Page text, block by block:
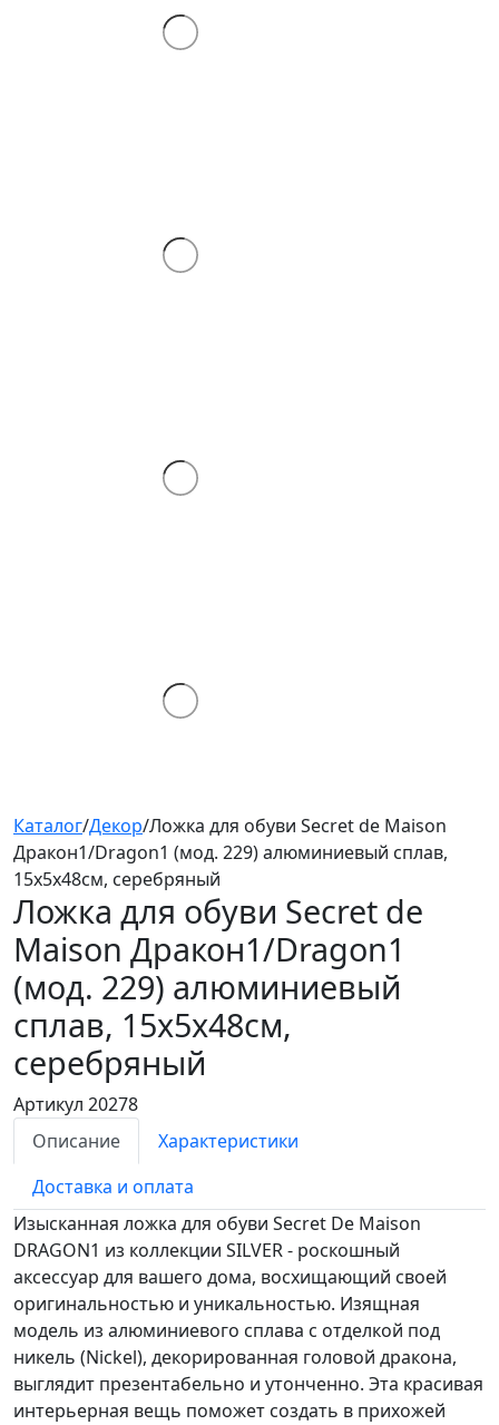
Каталог/Декор/Ложка для обуви Secret de Maison
Дракон1/Dragon1 (мод. 229) алюминиевый сплав,
15х5х48см, серебряный
Ложка для обуви Secret de
Maison Дракон1/Dragon1
(мод. 229) алюминиевый
сплав, 15х5х48см,
серебряный
Артикул 20278
Описание
Характеристики
Доставка и оплата
Изысканная ложка для обуви Secret De Maison
DRAGON1 из коллекции SILVER - роскошный
аксессуар для вашего дома, восхищающий своей
оригинальностью и уникальностью. Изящная
модель из алюминиевого сплава с отделкой под
никель (Nickel), декорированная головой дракона,
выглядит презентабельно и утонченно. Эта красивая
интерьерная вещь поможет создать в прихожей